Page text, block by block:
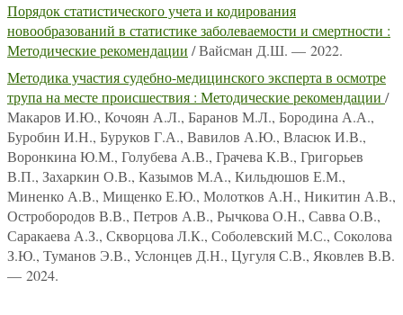
Порядок статистического учета и кодирования
новообразований в статистике заболеваемости и смертности :
Методические рекомендации / Вайсман Д.Ш. — 2022.
Методика участия судебно-медицинского эксперта в осмотре
трупа на месте происшествия : Методические рекомендации /
Макаров И.Ю., Кочоян А.Л., Баранов М.Л., Бородина А.А.,
Буробин И.Н., Буруков Г.А., Вавилов А.Ю., Власюк И.В.,
Воронкина Ю.М., Голубева А.В., Грачева К.В., Григорьев
В.П., Захаркин О.В., Казымов М.А., Кильдюшов Е.М.,
Миненко А.В., Мищенко Е.Ю., Молотков А.Н., Никитин А.В.,
Остробородов В.В., Петров А.В., Рычкова О.Н., Савва О.В.,
Саракаева А.З., Скворцова Л.К., Соболевский М.С., Соколова
З.Ю., Туманов Э.В., Услонцев Д.Н., Цугуля С.В., Яковлев В.В.
— 2024.